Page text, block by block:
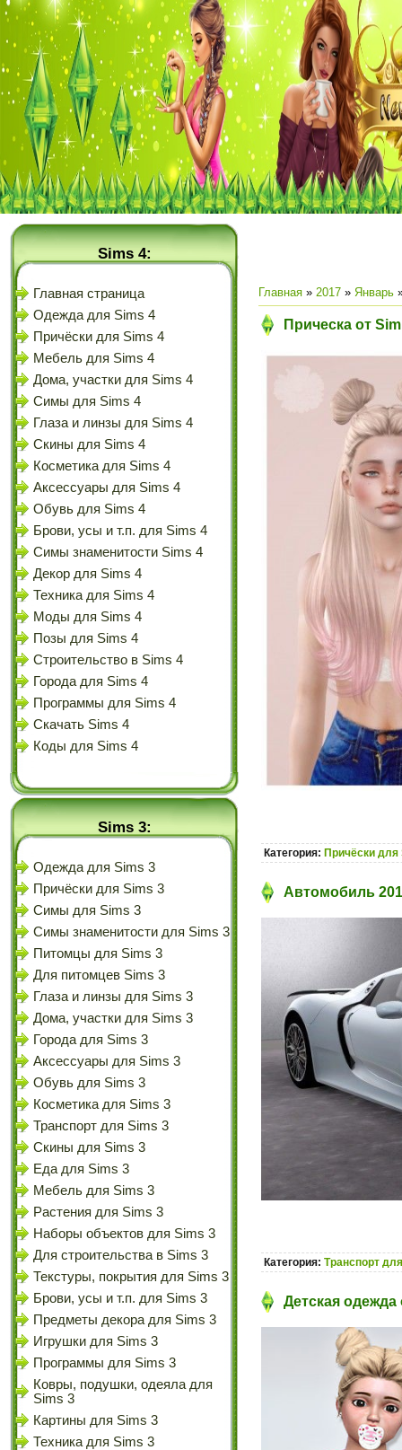
Sims 4:
Главная страница
Одежда для Sims 4
Причёски для Sims 4
Мебель для Sims 4
Дома, участки для Sims 4
Симы для Sims 4
Глаза и линзы для Sims 4
Скины для Sims 4
Косметика для Sims 4
Аксессуары для Sims 4
Обувь для Sims 4
Брови, усы и т.п. для Sims 4
Симы знаменитости Sims 4
Декор для Sims 4
Техника для Sims 4
Моды для Sims 4
Позы для Sims 4
Строительство в Sims 4
Города для Sims 4
Программы для Sims 4
Скачать Sims 4
Коды для Sims 4
Sims 3:
Одежда для Sims 3
Причёски для Sims 3
Симы для Sims 3
Симы знаменитости для Sims 3
Питомцы для Sims 3
Для питомцев Sims 3
Глаза и линзы для Sims 3
Дома, участки для Sims 3
Города для Sims 3
Аксессуары для Sims 3
Обувь для Sims 3
Косметика для Sims 3
Транспорт для Sims 3
Скины для Sims 3
Еда для Sims 3
Мебель для Sims 3
Растения для Sims 3
Наборы объектов для Sims 3
Для строительства в Sims 3
Текстуры, покрытия для Sims 3
Брови, усы и т.п. для Sims 3
Предметы декора для Sims 3
Игрушки для Sims 3
Программы для Sims 3
Ковры, подушки, одеяла для
Sims 3
Картины для Sims 3
Техника для Sims 3
Главная » 2017 » Январь
Прическа от
Категория: Причёски для
Автомобиль
Категория: Транспорт
Детская